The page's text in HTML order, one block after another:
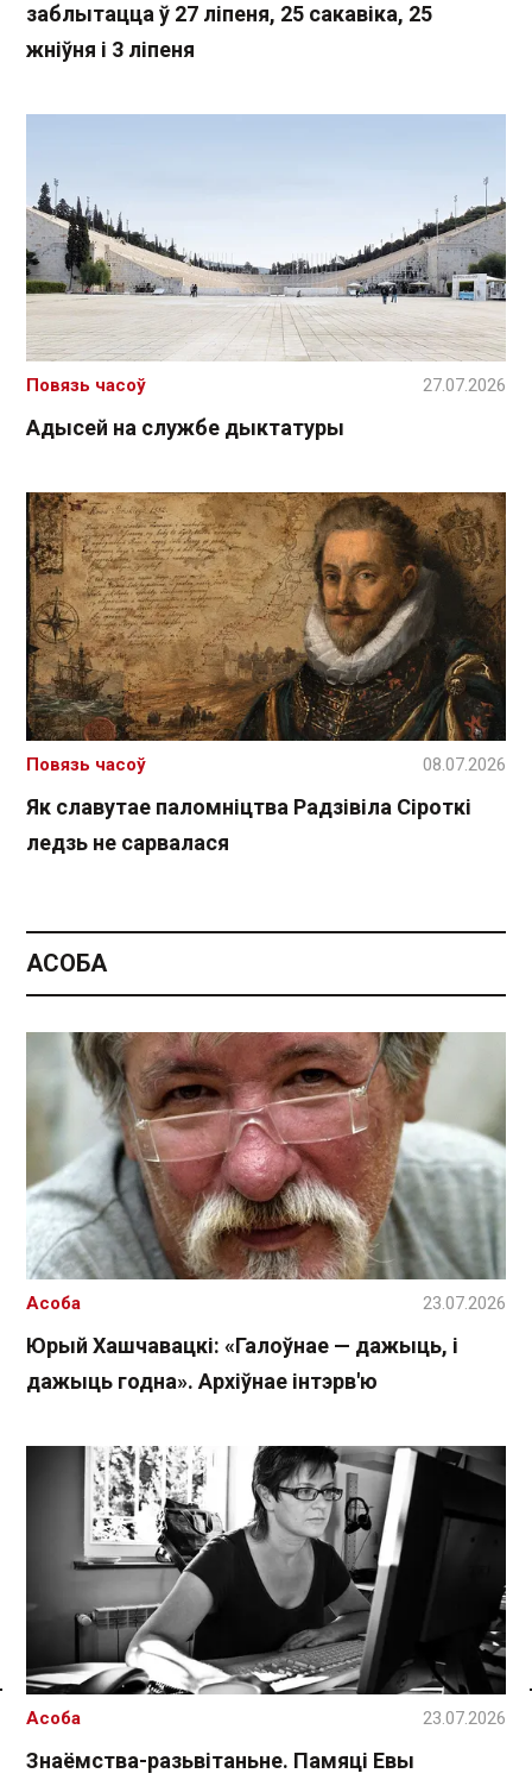
Спасылка без VPN
заблытацца ў 27 ліпеня, 25 сакавіка, 25
жніўня і 3 ліпеня
Адысей на службе дыктатуры
Повязь часоў 27.07.2026
Як славутае паломніцтва Радзівіла Сіроткі
ледзь не сарвалася
Повязь часоў 08.07.2026
АСОБА
Юрый Хашчавацкі: «Галоўнае — дажыць, і
дажыць годна». Архіўнае інтэрв'ю
Асоба 23.07.2026
Знаёмства-разьвітаньне. Памяці Евы
Асоба 23.07.2026